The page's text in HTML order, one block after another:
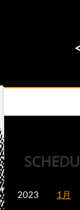
2023 1月